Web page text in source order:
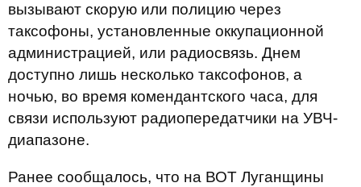
вызывают скорую или полицию через
таксофоны, установленные оккупационной
администрацией, или радиосвязь. Днем
доступно лишь несколько таксофонов, а
ночью, во время комендантского часа, для
связи используют радиопередатчики на УВЧ-
диапазоне.
Ранее сообщалось, что на ВОТ Луганщины